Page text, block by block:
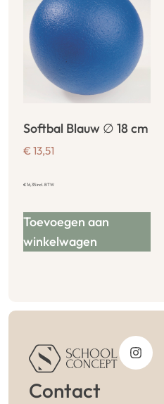
Softbal Blauw ∅ 18 cm
€ 13,51
€16,35incl. BTW
Toevoegen aan
winkelwagen
Contact